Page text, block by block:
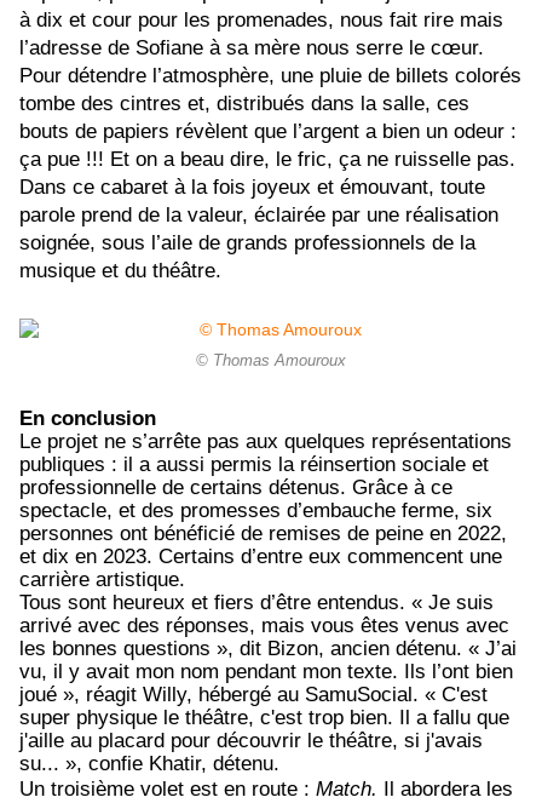
à dix et cour pour les promenades, nous fait rire mais
l’adresse de Sofiane à sa mère nous serre le cœur.
Pour détendre l’atmosphère, une pluie de billets colorés
tombe des cintres et, distribués dans la salle, ces
bouts de papiers révèlent que l’argent a bien un odeur :
ça pue !!! Et on a beau dire, le fric, ça ne ruisselle pas.
Dans ce cabaret à la fois joyeux et émouvant, toute
parole prend de la valeur, éclairée par une réalisation
soignée, sous l’aile de grands professionnels de la
musique et du théâtre.
© Thomas Amouroux
En conclusion
Le projet ne s’arrête pas aux quelques représentations
publiques : il a aussi permis la réinsertion sociale et
professionnelle de certains détenus. Grâce à ce
spectacle, et des promesses d’embauche ferme, six
personnes ont bénéficié de remises de peine en 2022,
et dix en 2023. Certains d’entre eux commencent une
carrière artistique.
Tous sont heureux et fiers d’être entendus. « Je suis
arrivé avec des réponses, mais vous êtes venus avec
les bonnes questions », dit Bizon, ancien détenu. « J’ai
vu, il y avait mon nom pendant mon texte. Ils l’ont bien
joué », réagit Willy, hébergé au SamuSocial. « C'est
super physique le théâtre, c'est trop bien. Il a fallu que
j'aille au placard pour découvrir le théâtre, si j'avais
su... », confie Khatir, détenu.
Un troisième volet est en route : Match.
Il abordera les